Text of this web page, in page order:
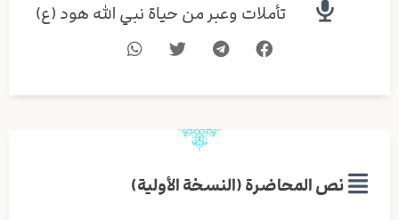
تأملات وعبر من حياة نبي الله هود (ع)
نص المحاضرة (النسخة الأولية)